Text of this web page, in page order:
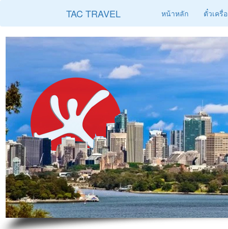
TAC TRAVEL หน้าหลัก ตั๋วเครื่